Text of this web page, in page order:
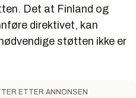
Det at Finland og
direktivet, kan
støtten ikke er
ETTER ANNONSEN